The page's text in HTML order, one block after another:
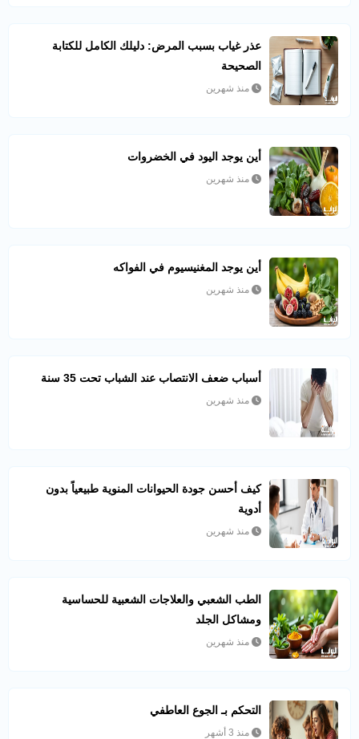
عذر غياب بسبب المرض: دليلك الكامل للكتابة
الصحيحة
منذ شهرين
أين يوجد اليود في الخضروات
منذ شهرين
أين يوجد المغنيسيوم في الفواكه
منذ شهرين
أسباب ضعف الانتصاب عند الشباب تحت 35 سنة
منذ شهرين
كيف أحسن جودة الحيوانات المنوية طبيعياً بدون
أدوية
منذ شهرين
الطب الشعبي والعلاجات الشعبية للحساسية
ومشاكل الجلد
منذ شهرين
التحكم بـ الجوع العاطفي
منذ 3 أشهر